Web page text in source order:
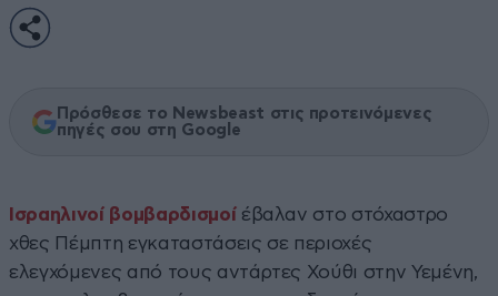
Πρόσθεσε το Newsbeast στις προτεινόμενες
πηγές σου στη Google
Ισραηλινοί βομβαρδισμοί έβαλαν στο στόχαστρο
χθες Πέμπτη εγκαταστάσεις σε περιοχές
ελεγχόμενες από τους αντάρτες Χούθι στην Υεμένη,